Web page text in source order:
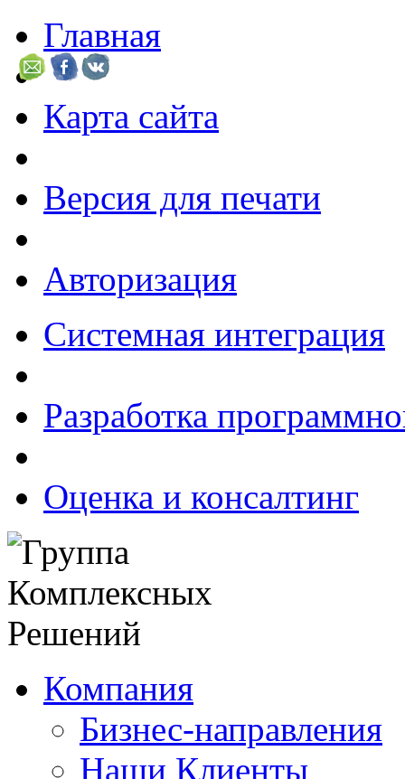
Главная
Карта сайта
Версия для печати
Авторизация
Системная интеграция
Разработка
Оценка и консалтинг
Компания
Бизнес-направления
Наши Клиенты